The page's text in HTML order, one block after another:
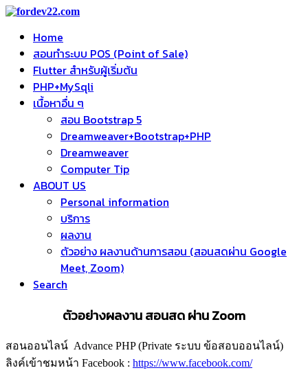
Home
สอนทำระบบ POS (Point of Sale)
Flutter สำหรับผู้เริ่มต้น
PHP+MySqli
เนื้อหาอื่น ๆ
สอน Bootstrap 5
Dreamweaver+Bootstrap+PHP
Dreamweaver
Computer Tip
ABOUT US
Personal information
บริการ
ผลงาน
ตัวอย่าง ผลงานด้านการสอน (สอนสดผ่าน Google
Meet, Zoom)
Search
ตัวอย่างผลงาน สอนสดผ่านZoom
สอนออนไลน์ Advance PHP (Private ระบบ ข้อสอบออนไลน์)
ลิงค์เข้าชมหน้า Facebook : https://www.facebook.com/